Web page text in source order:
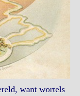
want wortels